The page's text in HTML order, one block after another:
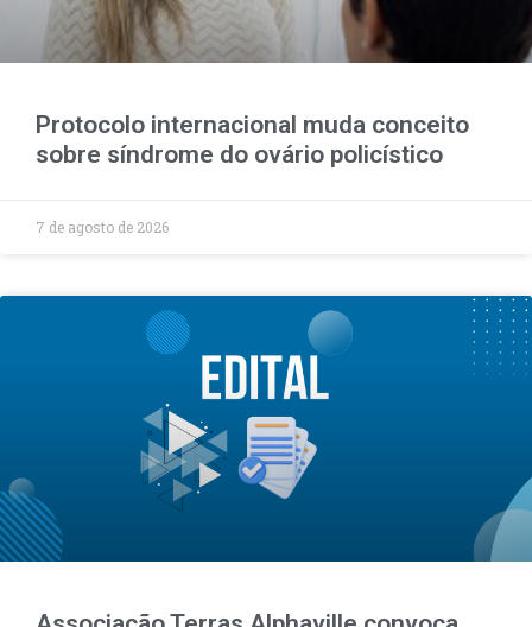
Protocolo internacional muda conceito
sobre síndrome do ovário policístico
7 de agosto de 2026